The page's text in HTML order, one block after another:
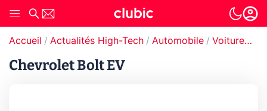
Accueil Actualités High-Tech Automobile Voitures électriques
Chevrolet Bolt EV